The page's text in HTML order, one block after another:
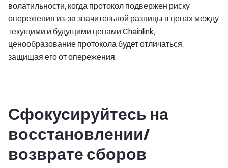
волатильности, когда протокол подвержен риску
опережения из-за значительной разницы в ценах между
текущими и будущими ценами Chainlink,
ценообразование протокола будет отличаться,
защищая его от опережения.
Сфокусируйтесь на
восстановлении/
возврате сборов